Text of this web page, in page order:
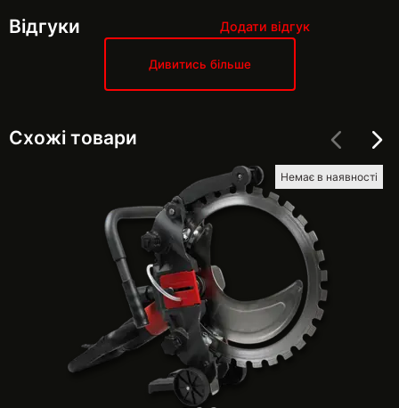
Відгуки Додати відгук
Дивитись більше
Схожі товари
Немає в наявності